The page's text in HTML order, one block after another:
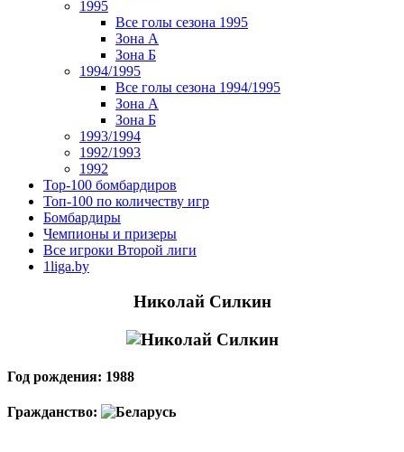
1995
Все голы сезона 1995
Зона А
Зона Б
1994/1995
Все голы сезона 1994/1995
Зона А
Зона Б
1993/1994
1992/1993
1992
Top-100 бомбардиров
Топ-100 по количеству игр
Бомбардиры
Чемпионы и призеры
Все игроки Второй лиги
1liga.by
Николай Силкин
Год рождения: 1988
Гражданство: